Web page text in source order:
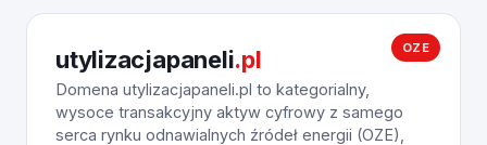
OZE
utylizacjapaneli.pl
Domena utylizacjapaneli.pl to kategorialny,
wysoce transakcyjny aktyw cyfrowy z samego
serca rynku odnawialnych źródeł energii (OZE),